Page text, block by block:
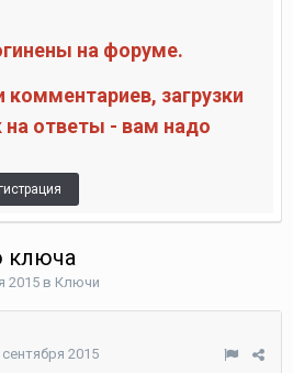
на форуме.
загрузки
ответы - вам надо
ключа
2015 в Ключи
сентября 2015